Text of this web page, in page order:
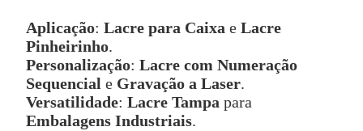
Aplicação: Lacre para Caixa e Lacre
Pinheirinho.
Personalização: Lacre com Numeração
Sequencial e Gravação a Laser.
Versatilidade: Lacre Tampa para
Embalagens Industriais.